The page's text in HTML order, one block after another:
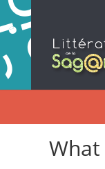
What